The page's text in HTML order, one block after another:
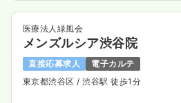
医療法人緑風会
メンズルシア渋谷院
直接応募求人
電子カルテ
東京都渋谷区/ 渋谷駅 徒歩1分